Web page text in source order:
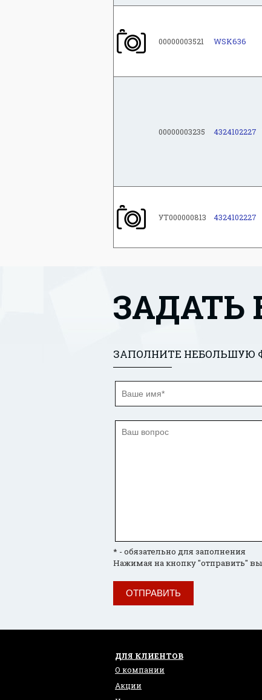
00000003521 WSK636
00000003235 4324102227
УТ000000813 4324102227
ЗАДАТЬ
ЗАПОЛНИТЕ НЕБОЛЬШУЮ
* - обязательно для заполнения
Нажимая на кнопку "отправить" вы
ОТПРАВИТЬ
ДЛЯ КЛИЕНТОВ
О компании
Акции